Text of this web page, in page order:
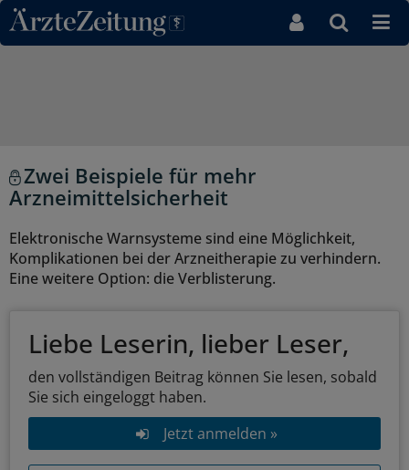
Direkt zum Inhaltsbereich
Zwei Beispiele für mehr
Arzneimittelsicherheit
Elektronische Warnsysteme sind eine Möglichkeit,
Komplikationen bei der Arzneitherapie zu verhindern.
Eine weitere Option: die Verblisterung.
Liebe Leserin, lieber Leser,
den vollständigen Beitrag können Sie lesen, sobald
Sie sich eingeloggt haben.
Jetzt anmelden »